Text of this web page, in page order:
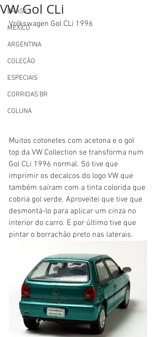
BRASIL
MEXICO
ARGENTINA
COLEÇÃO
ESPECIAIS
CORRIDAS BR
COLUNA
VW Gol CLi
Volkswagen Gol CLi 1996
Muitos cotonetes com acetona e o gol
top da VW Collection se transforma num
Gol CLi 1996 normal. Só tive que
imprimir os decalcos do logo VW que
também saíram com a tinta colorida que
cobria gol verde. Aproveitei que tive que
desmontá-lo para aplicar um cinza no
interior do carro. E por último tive que
pintar o borrachão preto nas laterais.